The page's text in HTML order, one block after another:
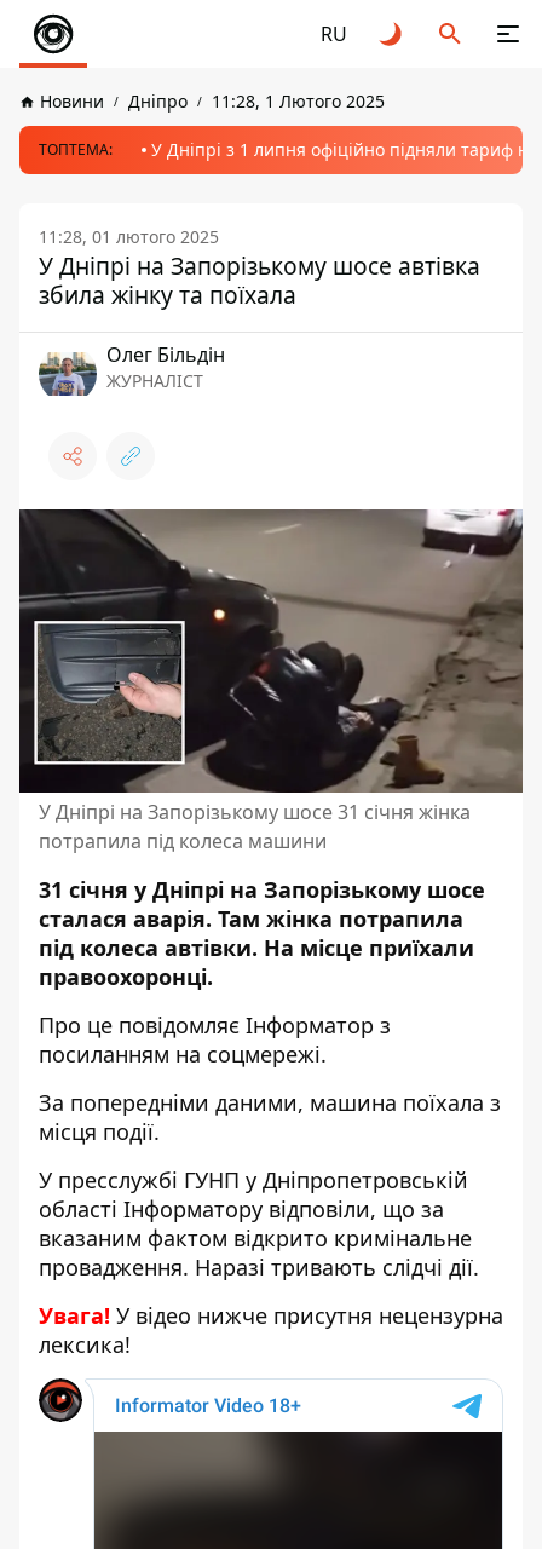
RU
Новини Дніпро 11:28, 1 Лютого 2025
ТОПТЕМА: У Дніпрі з 1 липня офіційно підняли тариф
11:28, 01 лютого 2025
У Дніпрі на Запорізькому шосе автівка
збила жінку та поїхала
Олег Більдін
ЖУРНАЛІСТ
У Дніпрі на Запорізькому шосе 31 січня жінка
потрапила під колеса машини
31 січня у Дніпрі на Запорізькому шосе
сталася аварія. Там жінка потрапила
під колеса автівки. На місце приїхали
правоохоронці.
Про це повідомляє Інформатор з
посиланням на соцмережі.
За попередніми даними, машина поїхала з
місця події.
У пресслужбі ГУНП у Дніпропетровській
області Інформатору відповіли, що за
вказаним фактом відкрито кримінальне
провадження. Наразі тривають слідчі дії.
Увага! У відео нижче присутня нецензурна
лексика!